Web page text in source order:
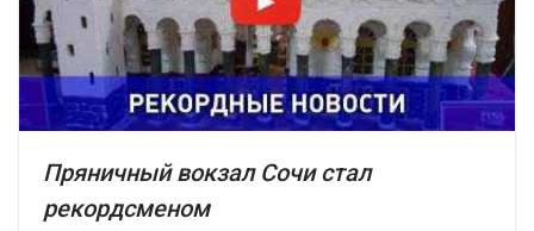
Пряничный вокзал Сочи стал
рекордсменом